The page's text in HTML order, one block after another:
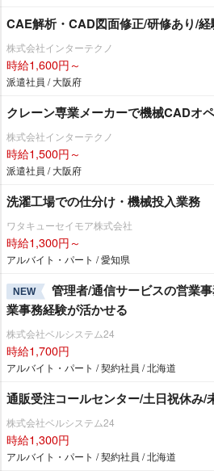
CAE解析・CAD図面修正/研修あり/
株式会社インターテクノ
時給1,600円～
派遣社員 / 大阪府
クレーン専業メーカーで機械CADオ
株式会社インターテクノ
時給1,500円～
派遣社員 / 大阪府
洗濯工場での仕分け・機械投入業務
ワタキューセイモア株式会社
時給1,300円～
アルバイト・パート / 愛知県
NEW
管理者/通信サービスの営業
業事務経験が活かせる
株式会社ベルシステム24
時給1,700円
アルバイト・パート / 契約社員 / 北海道
通販受注コールセンター/土日祝休み/
株式会社ベルシステム24
時給1,300円
アルバイト・パート / 契約社員 / 北海道